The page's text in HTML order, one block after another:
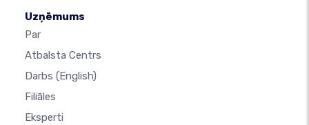
Uzņēmums
Par
Atbalsta Centrs
Darbs (English)
Filiāles
Eksperti